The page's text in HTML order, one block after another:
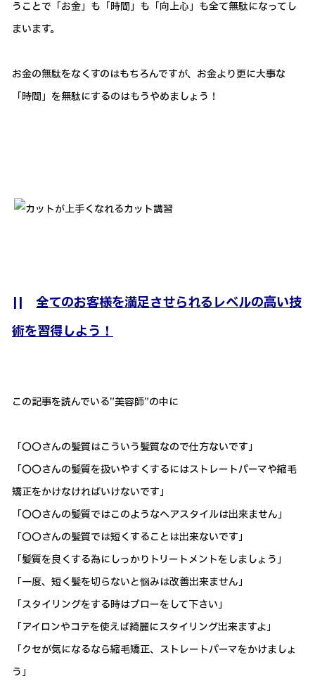
うことで「お金」も「時間」も「向上心」も全て無駄になってし
まいます。
お金の無駄をなくすのはもちろんですが、お金より更に大事な
「時間」を無駄にするのはもうやめましょう！
|| 全てのお客様を満足させられるレベルの高い技
術を習得しよう！
この記事を読んでいる”美容師”の中に
「〇〇さんの髪質はこういう髪質なので仕方ないです」
「〇〇さんの髪質を扱いやすくするにはストレートパーマや縮毛
矯正をかけなければいけないです」
「〇〇さんの髪質ではこのようなヘアスタイルは出来ません」
「〇〇さんの髪質では短くすることは出来ないです」
「髪質を良くする為にしっかりトリートメントをしましょう」
「一度、短く髪を切らないと悩みは改善出来ません」
「スタイリングをする時はブローをして下さい」
「アイロンやコテを使えば綺麗にスタイリング出来ますよ」
「クセが気になるなら縮毛矯正、ストレートパーマをかけましょ
う」